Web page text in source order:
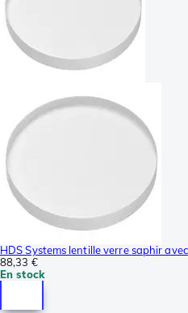
HDS Systems lentille verre saphir
88,33 €
En stock